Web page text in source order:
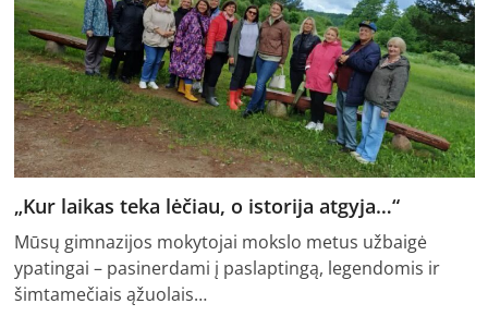
„Kur laikas teka lėčiau, o istorija atgyja…“
Mūsų gimnazijos mokytojai mokslo metus užbaigė
ypatingai – pasinerdami į paslaptingą, legendomis ir
šimtamečiais ąžuolais…